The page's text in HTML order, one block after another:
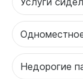
Недорогие